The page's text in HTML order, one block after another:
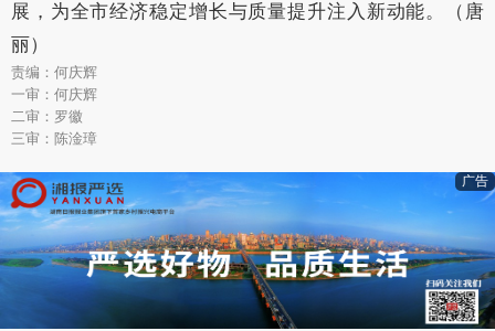
展，为全市经济稳定增长与质量提升注入新动能。（ 唐
丽）
责编：何庆辉
一审：何庆辉
二审：罗徽
三审：陈淦璋
广告